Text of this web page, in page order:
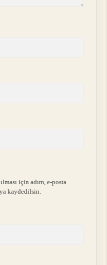
için adım, e-posta
kaydedilsin.